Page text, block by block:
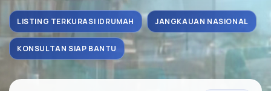
LISTING TERKURASI IDRUMAH JANGKAUAN NASIONAL
KONSULTAN SIAP BANTU